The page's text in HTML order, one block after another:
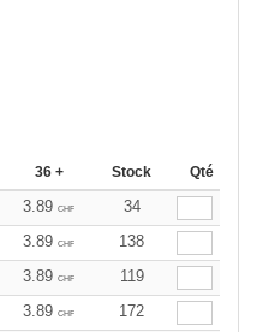
36 + Stock Qté
3.89 CHF
34
3.89 CHF
138
3.89 CHF
119
3.89 CHF
172